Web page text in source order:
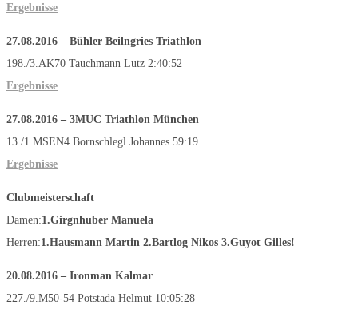
Ergebnisse
27.08.2016 – Bühler Beilngries Triathlon
198./3.AK70 Tauchmann Lutz 2:40:52
Ergebnisse
27.08.2016 – 3MUC Triathlon München
13./1.MSEN4 Bornschlegl Johannes 59:19
Ergebnisse
Clubmeisterschaft
Damen:1.Girgnhuber Manuela
Herren:1.Hausmann Martin 2.Bartlog Nikos 3.Guyot Gilles!
20.08.2016 – Ironman Kalmar
227./9.M50-54 Potstada Helmut 10:05:28